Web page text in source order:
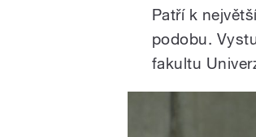
Patří k
podobu.
fakultu